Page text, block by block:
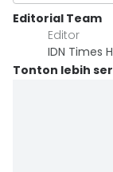
Editorial Team
Editor
IDN Times
Tonton lebih